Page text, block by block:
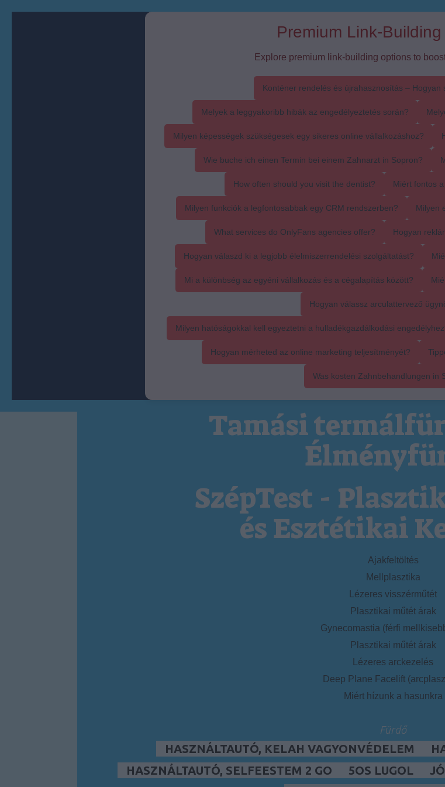
Premium Link-
Explore premium link-building options to
Konténer rendelés és újrahasznosítás – Hogyan
Melyek a leggyakoribb hibák az engedélyeztetés során?
Milyen képességek szükségesek egy sikeres online vállalkozáshoz?
Wie buche ich einen Termin bei einem Zahnarzt in Sopron?
How often should you visit the dentist? Miért fontos
Milyen funkciók a legfontosabbak egy CRM rendszerben? Milyen
What services do OnlyFans agencies offer? Hogyan
Hogyan válaszd ki a legjobb élelmiszerrendelési szolgáltatást?
Mi a különbség az egyéni vállalkozás és a cégalapítás között?
Hogyan válassz arculattervező
Milyen hatóságokkal kell egyeztetni a hulladékgazdálkodási
Hogyan mérheted az online marketing teljesítményét?
Was kosten Zahnbehandlungen in
Tamási
SzépTest -
és Esztétikai
Ajakfeltöltés
Mellplasztika
Lézeres visszérműtét
Plasztikai műtét árak
Gynecomastia (férfi
Plasztikai műtét árak
Lézeres arckezelés
Deep Plane Facelift
Miért hízunk a hasunkra
Fürdő
HASZNÁLTAUTÓ, KELAH VAGYONVÉDELEM
HASZNÁLTAUTÓ, SELFEESTEM 2 GO
5OS LUGOL